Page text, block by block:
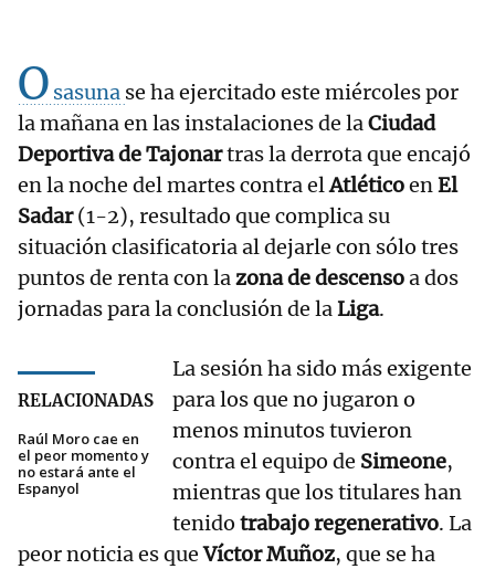
O sasuna se ha ejercitado este miércoles por
la mañana en las instalaciones de laCiudad
Deportiva de Tajonartras la derrota que encajó
en la noche del martes contra elAtléticoenEl
Sadar(1-2), resultado que complica su
situación clasificatoria al dejarle con sólo tres
puntos de renta con lazona de descensoa dos
jornadas para la conclusión de laLiga.
RELACIONADAS
Raúl Moro cae en
el peor momento y
no estará ante el
Espanyol
La sesión ha sido más exigente
para los que no jugaron o
menos minutos tuvieron
contra el equipo de Simeone,
mientras que los titulares han
tenido trabajo regenerativo. La
peor noticia es queVíctor Muñoz, que se ha